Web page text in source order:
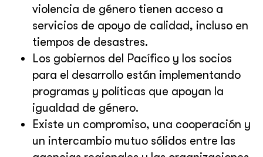
violencia de género tienen acceso a
servicios de apoyo de calidad, incluso en
tiempos de desastres.
Los gobiernos del Pacífico y los socios
para el desarrollo están implementando
programas y políticas que apoyan la
igualdad de género.
Existe un compromiso, una cooperación y
un intercambio mutuo sólidos entre las